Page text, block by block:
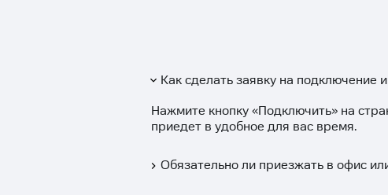
Как сделать заявку на подключение
Нажмите кнопку «Подключить» на
приедет в удобное для вас время.
Обязательно ли приезжать в офис